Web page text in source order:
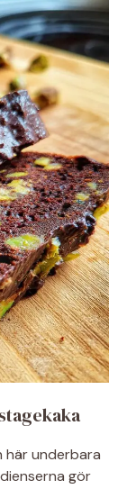
här underbara
gör